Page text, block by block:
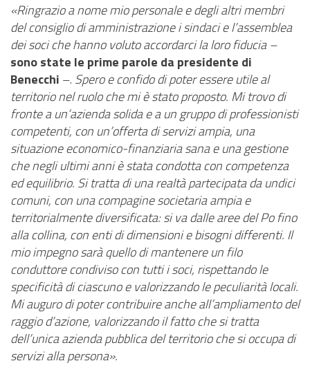
«Ringrazio a nome mio personale e degli altri membri
del consiglio di amministrazione i sindaci e l’assemblea
dei soci che hanno voluto accordarci la loro fiducia –
sono state le prime parole da presidente di
Benecchi –. Spero e confido di poter essere utile al
territorio nel ruolo che mi è stato proposto. Mi trovo di
fronte a un’azienda solida e a un gruppo di professionisti
competenti, con un’offerta di servizi ampia, una
situazione economico-finanziaria sana e una gestione
che negli ultimi anni è stata condotta con competenza
ed equilibrio. Si tratta di una realtà partecipata da undici
comuni, con una compagine societaria ampia e
territorialmente diversificata: si va dalle aree del Po fino
alla collina, con enti di dimensioni e bisogni differenti. Il
mio impegno sarà quello di mantenere un filo
conduttore condiviso con tutti i soci, rispettando le
specificità di ciascuno e valorizzando le peculiarità locali.
Mi auguro di poter contribuire anche all’ampliamento del
raggio d’azione, valorizzando il fatto che si tratta
dell’unica azienda pubblica del territorio che si occupa di
servizi alla persona».